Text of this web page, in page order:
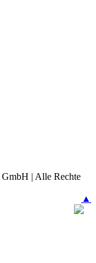
| Alle Rechte
▲